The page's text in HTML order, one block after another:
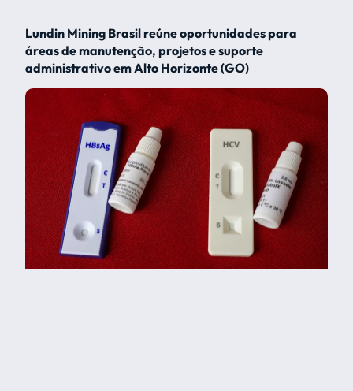
Lundin Mining Brasil reúne oportunidades para
áreas de manutenção, projetos e suporte
administrativo em Alto Horizonte (GO)